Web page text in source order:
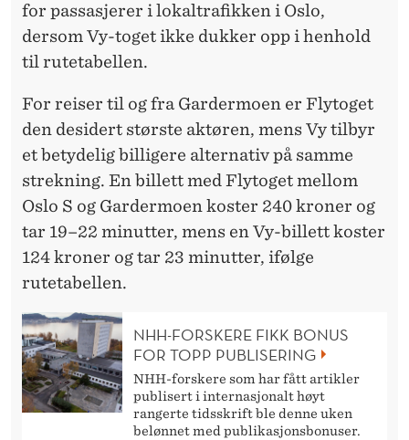
for passasjerer i lokaltrafikken i Oslo,
dersom Vy-toget ikke dukker opp i henhold
til rutetabellen.
For reiser til og fra Gardermoen er Flytoget
den desidert største aktøren, mens Vy tilbyr
et betydelig billigere alternativ på samme
strekning. En billett med Flytoget mellom
Oslo S og Gardermoen koster 240 kroner og
tar 19–22 minutter, mens en Vy-billett koster
124 kroner og tar 23 minutter, ifølge
rutetabellen.
NHH-FORSKERE FIKK BONUS
FOR TOPP PUBLISERING
NHH-forskere som har fått artikler
publisert i internasjonalt høyt
rangerte tidsskrift ble denne uken
belønnet med publikasjonsbonuser.